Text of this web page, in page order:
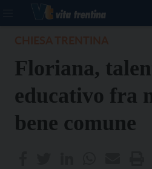
Floriana,
educativo fra
bene comune